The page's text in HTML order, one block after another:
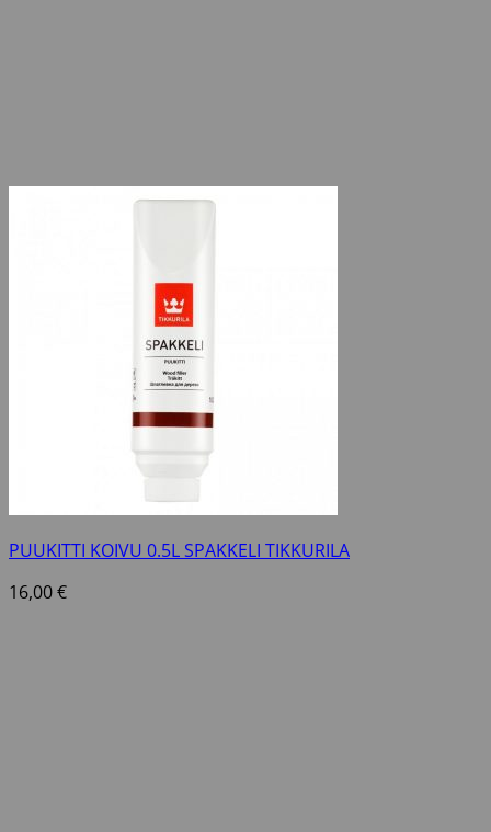
PUUKITTI KOIVU 0.5L SPAKKELI TIKKURILA
16,00€